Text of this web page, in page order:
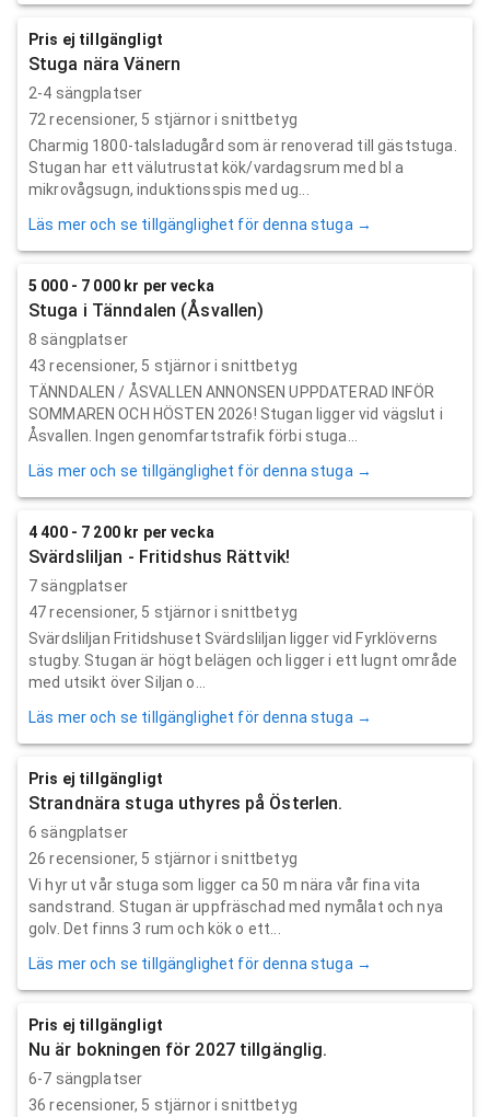
Pris ej tillgängligt
Stuga nära Vänern
2-4 sängplatser
72 recensioner, 5 stjärnor i snittbetyg
Charmig 1800-talsladugård som är renoverad till gäststuga.
Stugan har ett välutrustat kök/vardagsrum med bl a
mikrovågsugn, induktionsspis med ug...
Läs mer och se tillgänglighet för denna stuga →
5 000 - 7 000 kr per vecka
Stuga i Tänndalen (Åsvallen)
8 sängplatser
43 recensioner, 5 stjärnor i snittbetyg
TÄNNDALEN / ÅSVALLEN ANNONSEN UPPDATERAD INFÖR
SOMMAREN OCH HÖSTEN 2026! Stugan ligger vid vägslut i
Åsvallen. Ingen genomfartstrafik förbi stuga...
Läs mer och se tillgänglighet för denna stuga →
4 400 - 7 200 kr per vecka
Svärdsliljan - Fritidshus Rättvik!
7 sängplatser
47recensioner, 5 stjärnor i snittbetyg
Svärdsliljan Fritidshuset Svärdsliljan ligger vid Fyrklöverns
stugby. Stugan är högt belägen och ligger i ett lugnt område
med utsikt över Siljan o...
Läs mer och se tillgänglighet för denna stuga →
Pris ej tillgängligt
Strandnära stuga uthyres på Österlen.
6 sängplatser
26 recensioner, 5 stjärnor i snittbetyg
Vi hyr ut vår stuga som ligger ca 50 m nära vår fina vita
sandstrand. Stugan är uppfräschad med nymålat och nya
golv. Det finns 3 rum och kök o ett...
Läs mer och se tillgänglighet för denna stuga →
Pris ej tillgängligt
Nu är bokningen för 2027 tillgänglig.
6-7 sängplatser
36 recensioner, 5 stjärnor i snittbetyg